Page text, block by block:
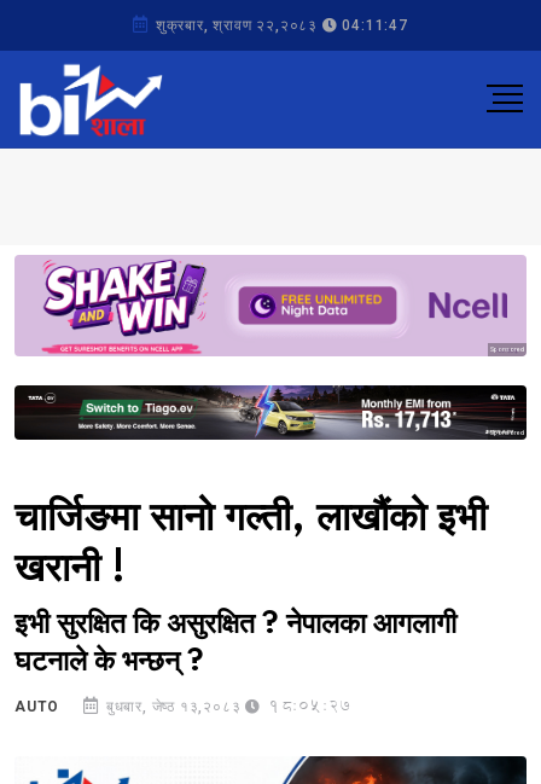
शुक्रबार, श्रावण २२,२०८३ 04:11:47
Sponsored
Sponsored
चार्जिङमा सानो गल्ती, लाखौंको इभी
खरानी !
इभी सुरक्षित कि असुरक्षित ? नेपालका आगलागी
घटनाले के भन्छन् ?
AUTO बुधबार, जेष्ठ १३,२०८३ 18:05:27